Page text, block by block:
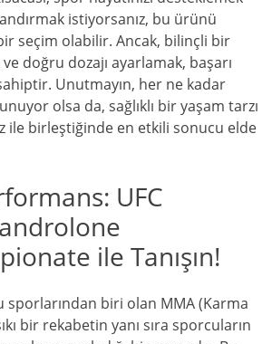
istiyorsanız, bu ürünü
seçim olabilir. Ancak, bilinçli bir
doğru dozajı ayarlamak, başarı
Unutmayın, her ne kadar
olsa da, sağlıklı bir yaşam tarzı
ile birleştiğinde en etkili sonucu elde
UFC
ile Tanışın!
sporlarından biri olan MMA (Karma
bir rekabetin yanı sıra sporcuların